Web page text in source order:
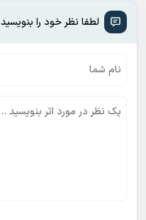
لطفا نظر خود را بنویسید